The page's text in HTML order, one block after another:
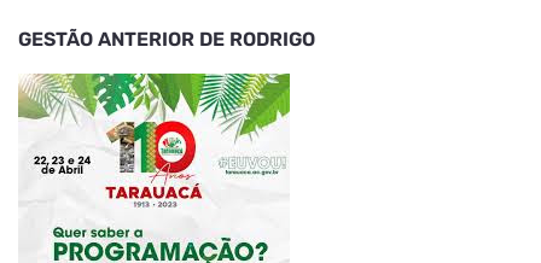
GESTÃO ANTERIOR DE RODRIGO